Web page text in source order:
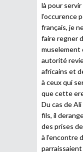
là pour
l’occurence
français, je
faire regner
autorité
africains et
à ceux qui
que cette
Du cas de
fils, il
des prises
à l’encontre